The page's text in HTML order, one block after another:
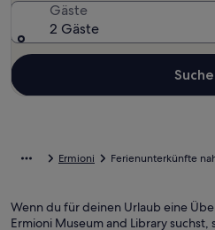
Gäste
2 Gäste
Ermioni Ferienunterkünfte
Wenn du für deinen Urlaub eine
Ermioni Museum and Library